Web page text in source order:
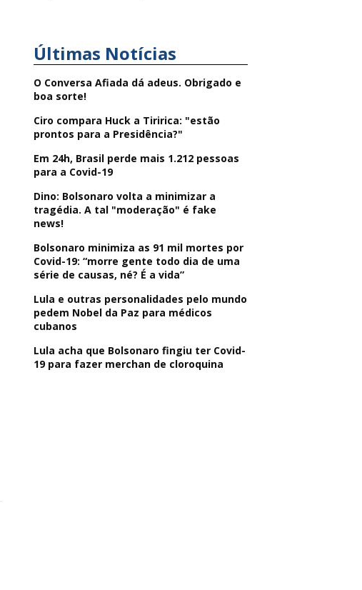
Últimas Notícias
O Conversa Afiada dá adeus. Obrigado e
boa sorte!
Ciro compara Huck a Tiririca: "estão
prontos para a Presidência?"
Em 24h, Brasil perde mais 1.212 pessoas
para a Covid-19
Dino: Bolsonaro volta a minimizar a
tragédia. A tal "moderação" é fake
news!
Bolsonaro minimiza as 91 mil mortes por
Covid-19: “morre gente todo dia de uma
série de causas, né? É a vida”
Lula e outras personalidades pelo mundo
pedem Nobel da Paz para médicos
cubanos
Lula acha que Bolsonaro fingiu ter Covid-
19 para fazer merchan de cloroquina